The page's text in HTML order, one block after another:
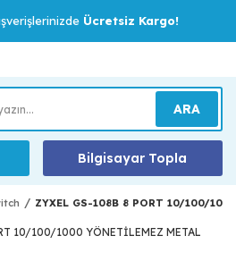
Ücretsiz Kargo!
ARA
Bilgisayar Topla
ZYXEL GS-108B 8 PORT 10/100/